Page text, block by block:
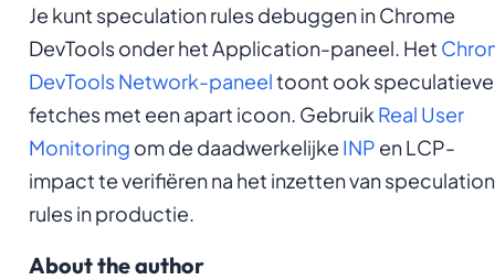
Je kunt speculation rules debuggen in Chrome
DevTools onder het Application-paneel. Het
DevTools Network-paneeltoont ook speculatieve
fetches met een apart icoon. Gebruik Real User
Monitoring om de daadwerkelijke INP en LCP-
impact te verifiëren na het inzetten van speculation
rules in productie.
About the author